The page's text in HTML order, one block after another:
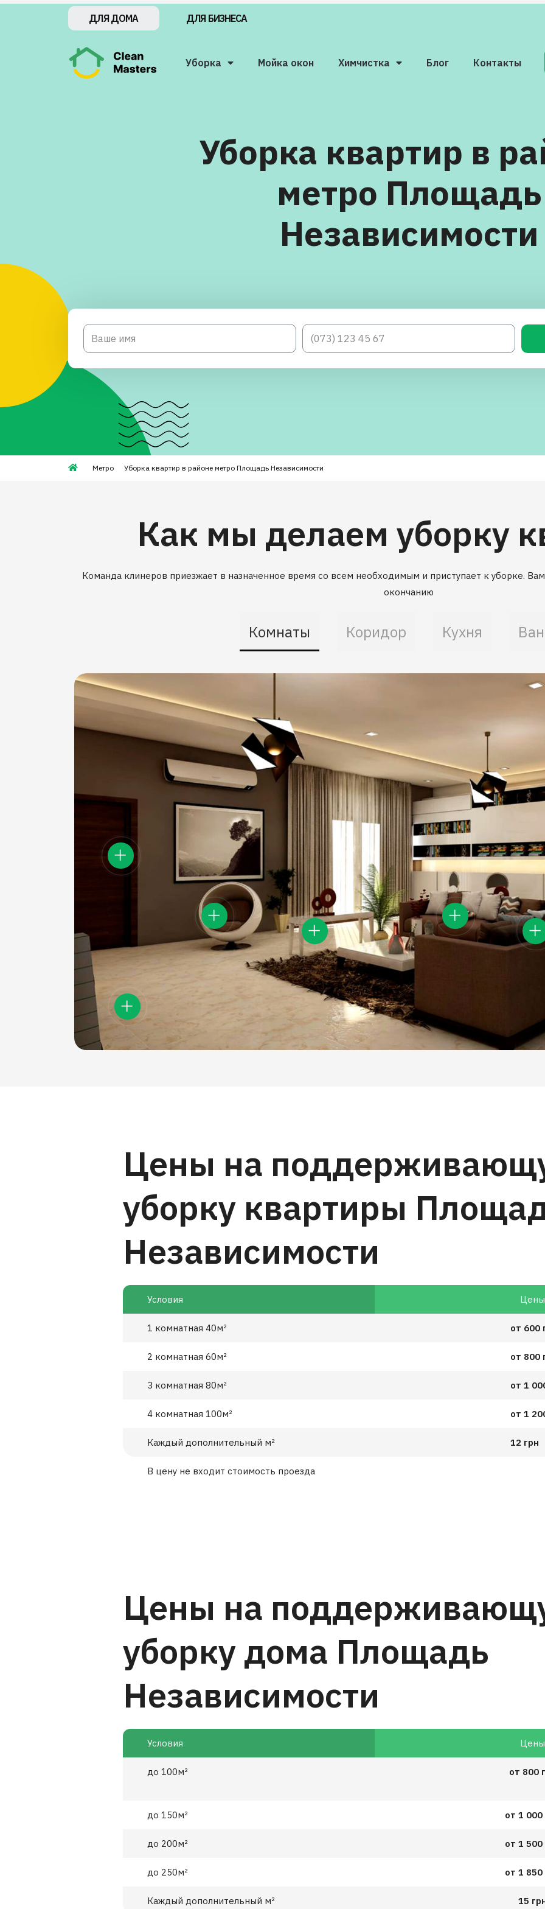
ДЛЯ ДОМА ДЛЯ БИЗНЕСА
Уборка Мойка окон Химчистка Блог Контакты
Уборка квартир в
метро Площадь
Независимости
Метро Уборка квартир в районе метро Площадь Независимости
Как мы делаем уборку
Команда клинеров приезжает в назначенное время со всем необходимым и приступает к уборке.
окончанию
Комнаты Коридор Кухня
Цены на
уборку квартиры
Независимости
Условия Цены
1 комнатная 40м² от 600
2 комнатная 60м² от 800
3 комнатная 80м² от 1
4 комнатная 100м² от 1
Каждый дополнительный м² 12 грн
В цену не входит стоимость проезда
Цены на
уборку дома Площадь
Независимости
Условия Цены
до 100м² от 800
до 150м² от 1 000
до 200м² от 1 500
до 250м² от 1 850
Каждый дополнительный м² 15